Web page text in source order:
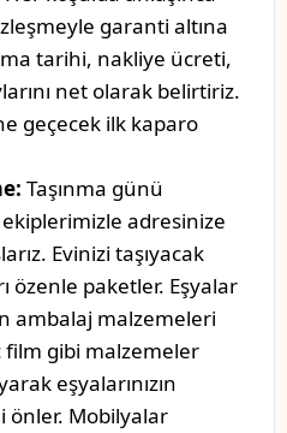
garanti altına
tarihi, nakliye ücreti,
net olarak belirtiriz.
geçecek ilk kaparo
Taşınma günü
adresinize
Evinizi taşıyacak
özenle paketler. Eşyalar
ambalaj malzemeleri
gibi malzemeler
eşyalarınızın
önler. Mobilyalar